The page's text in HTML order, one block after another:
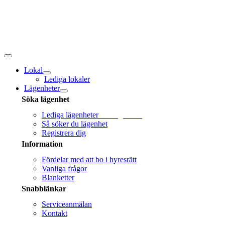
Toggle
navigation
Lokal
Lediga lokaler
Lägenheter
Söka lägenhet
Lediga lägenheterSök lägenhet!
Så söker du lägenhet
Registrera dig
Information
Fördelar med att bo i hyresrätt
Vanliga frågor
Blanketter
Snabblänkar
Serviceanmälan
Kontakt